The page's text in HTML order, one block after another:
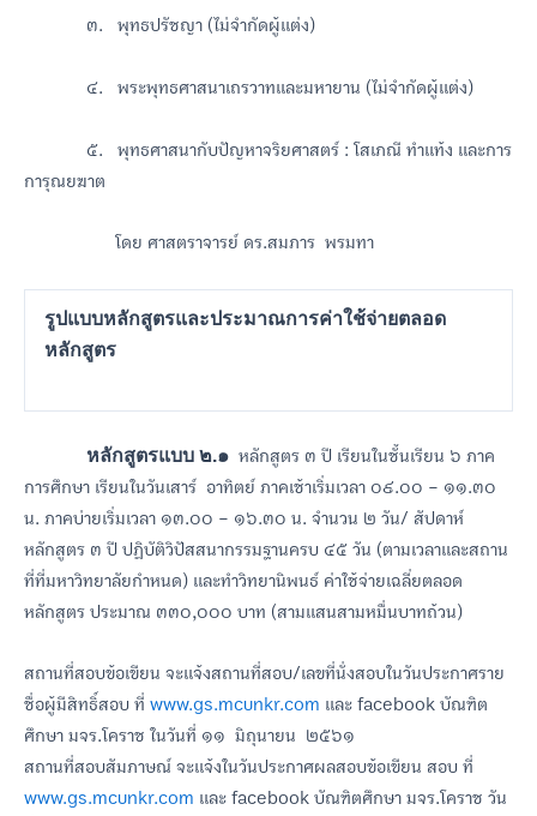
๓. พุทธปรัชญา (ไม่จำกัดผู้แต่ง)
๔. พระพุทธศาสนาเถรวาทและมหายาน (ไม่จำกัดผู้แต่ง)
๕. พุทธศาสนากับปัญหาจริยศาสตร์ : โสเภณี ทำแท้ง และการ
การุณยฆาต
โดย ศาสตราจารย์ ดร.สมภาร พรมทา
รูปแบบหลักสูตรและประมาณการค่าใช้จ่ายตลอด
หลักสูตร
หลักสูตรแบบ ๒.๑ หลักสูตร ๓ ปี เรียนในชั้นเรียน ๖ ภาค
การศึกษา เรียนในวันเสาร์ อาทิตย์ ภาคเช้าเริ่มเวลา ๐๙.๐๐ – ๑๑.๓๐
น. ภาคบ่ายเริ่มเวลา ๑๓.๐๐ – ๑๖.๓๐ น. จำนวน ๒ วัน/ สัปดาห์
หลักสูตร ๓ ปี ปฏิบัติวิปัสสนากรรมฐานครบ ๔๕ วัน (ตามเวลาและสถาน
ที่ที่มหาวิทยาลัยกำหนด) และทำวิทยานิพนธ์ ค่าใช้จ่ายเฉลี่ยตลอด
หลักสูตร ประมาณ ๓๓๐,๐๐๐ บาท (สามแสนสามหมื่นบาทถ้วน)
สถานที่สอบข้อเขียน จะแจ้งสถานที่สอบ/เลขที่นั่งสอบในวันประกาศราย
ชื่อผู้มีสิทธิ์สอบ ที่ www.gs.mcunkr.com และ facebook บัณฑิต
ศึกษา มจร.โคราช ในวันที่ ๑๑ มิถุนายน ๒๕๖๑
สถานที่สอบสัมภาษณ์ จะแจ้งในวันประกาศผลสอบข้อเขียน สอบ ที่
www.gs.mcunkr.com และ facebook บัณฑิตศึกษา มจร.โคราช วัน